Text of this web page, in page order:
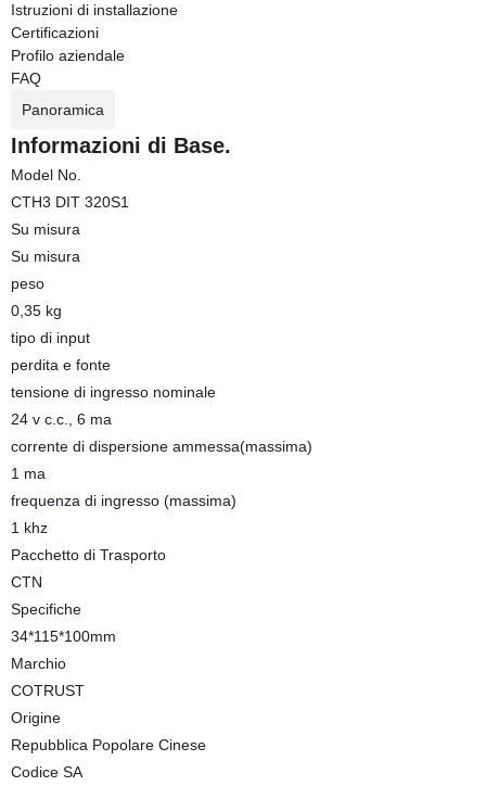
Istruzioni di installazione
Certificazioni
Profilo aziendale
FAQ
Panoramica
Informazioni di Base.
Model No.
CTH3 DIT 320S1
Su misura
Su misura
peso
0,35 kg
tipo di input
perdita e fonte
tensione di ingresso nominale
24 v c.c., 6 ma
corrente di dispersione ammessa(massima)
1 ma
frequenza di ingresso (massima)
1 khz
Pacchetto di Trasporto
CTN
Specifiche
34*115*100mm
Marchio
COTRUST
Origine
Repubblica Popolare Cinese
Codice SA